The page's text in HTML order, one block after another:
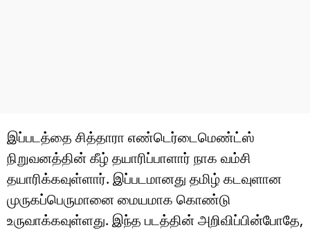
இப்படத்தை சித்தாரா எண்டெர்டைமெண்ட்ஸ்
நிறுவனத்தின் கீழ் தயாரிப்பாளார் நாக வம்சி
தயாரிக்கவுள்ளார். இப்படமானது தமிழ் கடவுளான
முருகப்பெருமானை மையமாக கொண்டு
உருவாக்கவுள்ளது. இந்த படத்தின் அறிவிப்பின்போதே,